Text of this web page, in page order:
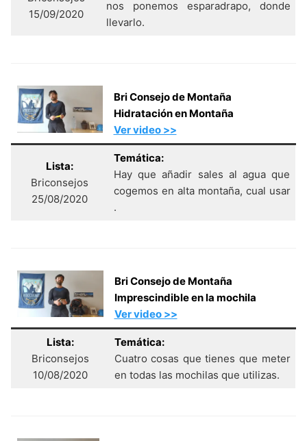
15/09/2020
nos ponemos esparadrapo, donde
llevarlo.
Bri Consejo de Montaña
Hidratación en Montaña
Ver video >>
Lista:
Briconsejos
25/08/2020
Temática:
Hay que añadir sales al agua que
cogemos en alta montaña, cual usar
.
Bri Consejo de Montaña
Imprescindible en la mochila
Ver video >>
Lista:
Briconsejos
10/08/2020
Temática:
Cuatro cosas que tienes que meter
en todas las mochilas que utilizas.